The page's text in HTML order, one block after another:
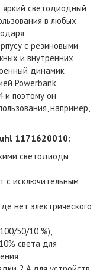
яркий светодиодный
в любых
с резиновыми
и внутренних
динамик
Powerbank.
и поэтому он
например,
1171620010:
светодиоды
с исключительным
нет электрического
50/10 %),
света для